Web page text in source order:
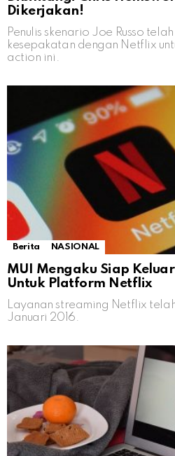
Dikerjakan!
Penulis skenario Joe Russo
kesepakatan dengan Netflix
action ini.
Berita NASIONAL
MUI Mengaku Siap
Untuk Platform Netflix
Layanan streaming Netflix
Januari 2016.